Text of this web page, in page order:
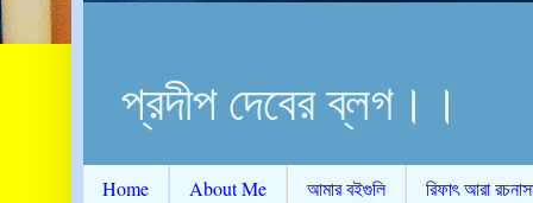
প্রদীপ দেবের ব্লগ।।
Home About Me আমার বইগুলি
রিফাৎ আরা